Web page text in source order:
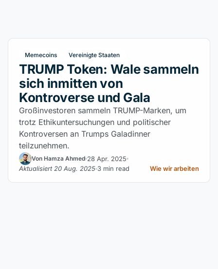
Memecoins Vereinigte Staaten
TRUMP Token: Wale sammeln
sich inmitten von
Kontroverse und Gala
Großinvestoren sammeln TRUMP-Marken, um
trotz Ethikuntersuchungen und politischer
Kontroversen an Trumps Galadinner
teilzunehmen.
Von Hamza Ahmed 28 Apr. 2025
Aktualisiert 20 Aug. 2025 3 min read Wie wir arbeiten